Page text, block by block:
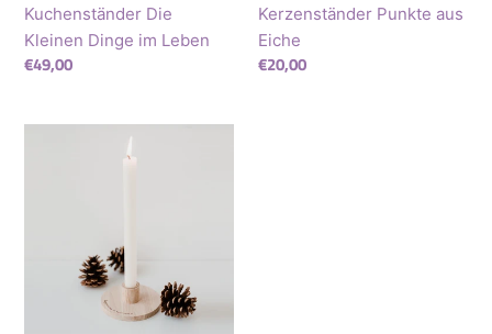
Kuchenständer Die
Kleinen Dinge im Leben
Regular
€49,00
Kerzenständer Punkte aus
Eiche
Regular
€20,00
Kerzenständer